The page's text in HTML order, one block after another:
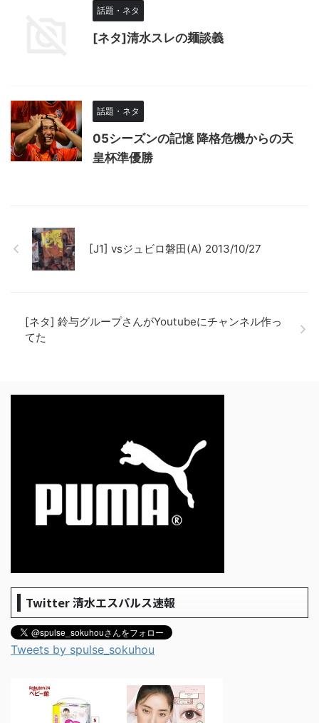
話題・ネタ
[ネタ]清水スレの麺談義
話題・ネタ
05シーズンの記憶 降格危機からの天
皇杯準優勝
[J1] vsジュビロ磐田(A) 2013/10/27
[ネタ] 鈴与グループさんがYoutubeにチャンネル作っ
てた
Twitter 清水エスパルス速報
Tweets by spulse_sokuhou